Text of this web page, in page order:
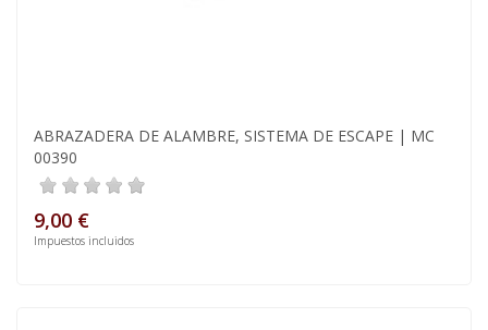
ABRAZADERA DE ALAMBRE, SISTEMA DE ESCAPE | MC
00390
9,00 €
Impuestos incluidos